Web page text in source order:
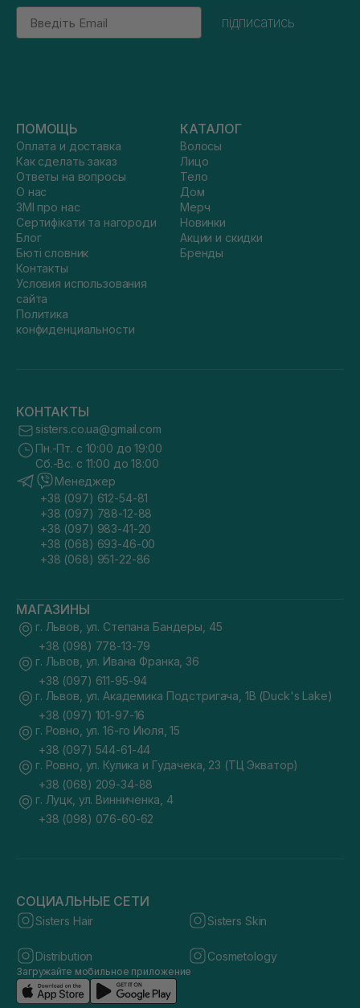
Email
підписатись
ПОМОЩЬ
Оплата и доставка
Как сделать заказ
Ответы на вопросы
О нас
ЗМІ про нас
Сертифікати та нагороди
Блог
Бюті словник
Контакты
Условия использования
сайта
Политика
конфиденциальности
КАТАЛОГ
Волосы
Лицо
Тело
Дом
Мерч
Новинки
Акции и скидки
Бренды
КОНТАКТЫ
sisters.co.ua@gmail.com
Пн.-Пт. с 10:00 до 19:00
Сб.-Вс. с 11:00 до 18:00
Менеджер
+38 (097) 612-54-81
+38 (097) 788-12-88
+38 (097) 983-41-20
+38 (068) 693-46-00
+38 (068) 951-22-86
МАГАЗИНЫ
г. Львов, ул. Степана Бандеры, 45
+38 (098) 778-13-79
г. Львов, ул. Ивана Франка, 36
+38 (097) 611-95-94
г. Львов, ул. Академика Подстригача, 1В (Duck's Lake)
+38 (097) 101-97-16
г. Ровно, ул. 16-го Июля, 15
+38 (097) 544-61-44
г. Ровно, ул. Кулика и Гудачека, 23 (ТЦ Экватор)
+38 (068) 209-34-88
г. Луцк, ул. Винниченка, 4
+38 (098) 076-60-62
СОЦИАЛЬНЫЕ СЕТИ
Sisters Hair Sisters Skin
Distribution Cosmetology
Загружайте мобильное приложение